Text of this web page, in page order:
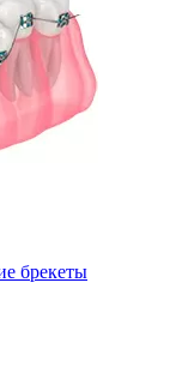
брекеты